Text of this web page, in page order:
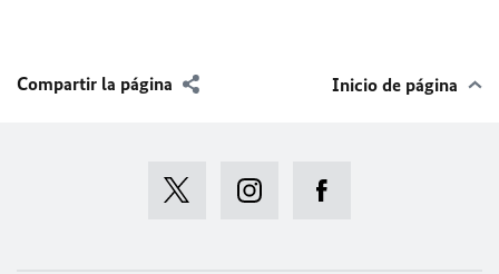
Compartir la página Inicio de página